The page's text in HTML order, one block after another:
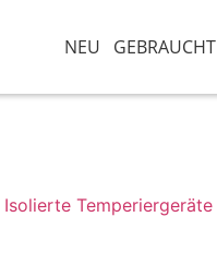
NEU GEBRAUCHT
Isolierte Temperiergeräte